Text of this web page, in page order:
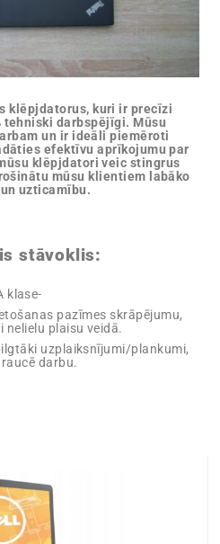
klēpjdatorus, kuri ir precīzi
tehniski darbspējīgi. Mūsu
un ir ideāli piemēroti
efektīvu aprīkojumu par
klēpjdatori veic stingrus
mūsu klientiem labāko
uzticamību.
stāvoklis:
klase-
pazīmes skrāpējumu,
nelielu plaisu veidā.
uzplaiksnījumi/plankumi,
darbu.